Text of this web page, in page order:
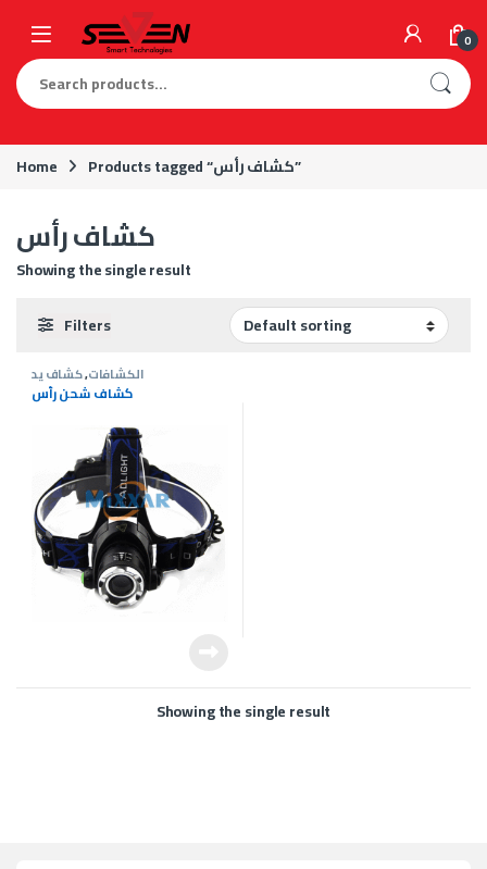
0
Search for:
Home Products tagged “كشاف رأس”
كشاف رأس
Showing the single result
Filters
الكشافات,كشاف يد
كشاف شحن رأس
Showing the single result